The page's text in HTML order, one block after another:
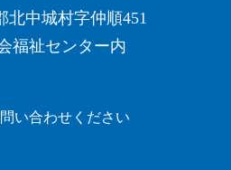
北中城村字仲順451
福祉センター内
い合わせください